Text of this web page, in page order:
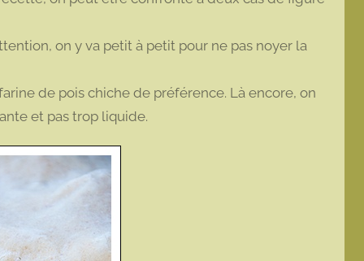
on y va petit à petit pour ne pas noyer la
de pois chiche de préférence. Là encore, on
et pas trop liquide.